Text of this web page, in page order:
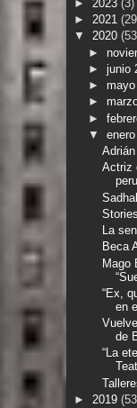
► 2023 (3)
► 2021
▼ 2020
►
► junio
►
►
►
▼
Actriz
La
Beca
Mago
“Ex,
en
de
“La
► 2019